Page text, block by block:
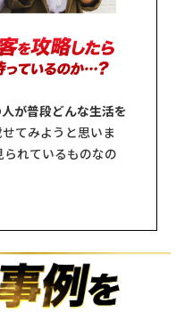
が普段どんな生活を
てみようと思いま
れているものなの